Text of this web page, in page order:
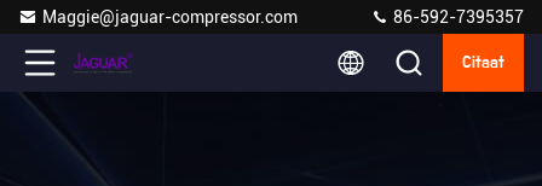
Maggie@jaguar-compressor.com 86-592-7395357
Citaat